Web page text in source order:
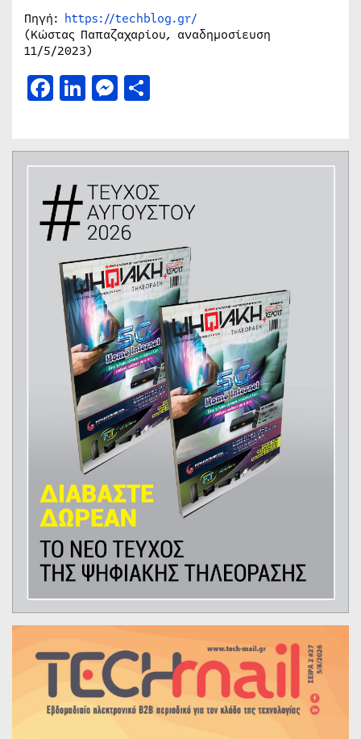
Πηγή: https://techblog.gr/
(Κώστας Παπαζαχαρίου, αναδημοσίευση
11/5/2023)
Facebook
LinkedIn
Messenger